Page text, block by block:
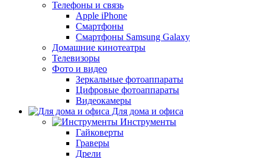
Телефоны и связь
Apple iPhone
Смартфоны
Смартфоны Samsung Galaxy
Домашние кинотеатры
Телевизоры
Фото и видео
Зеркальные фотоаппараты
Цифровые фотоаппараты
Видеокамеры
Для дома и офиса
Инструменты
Гайковерты
Граверы
Дрели